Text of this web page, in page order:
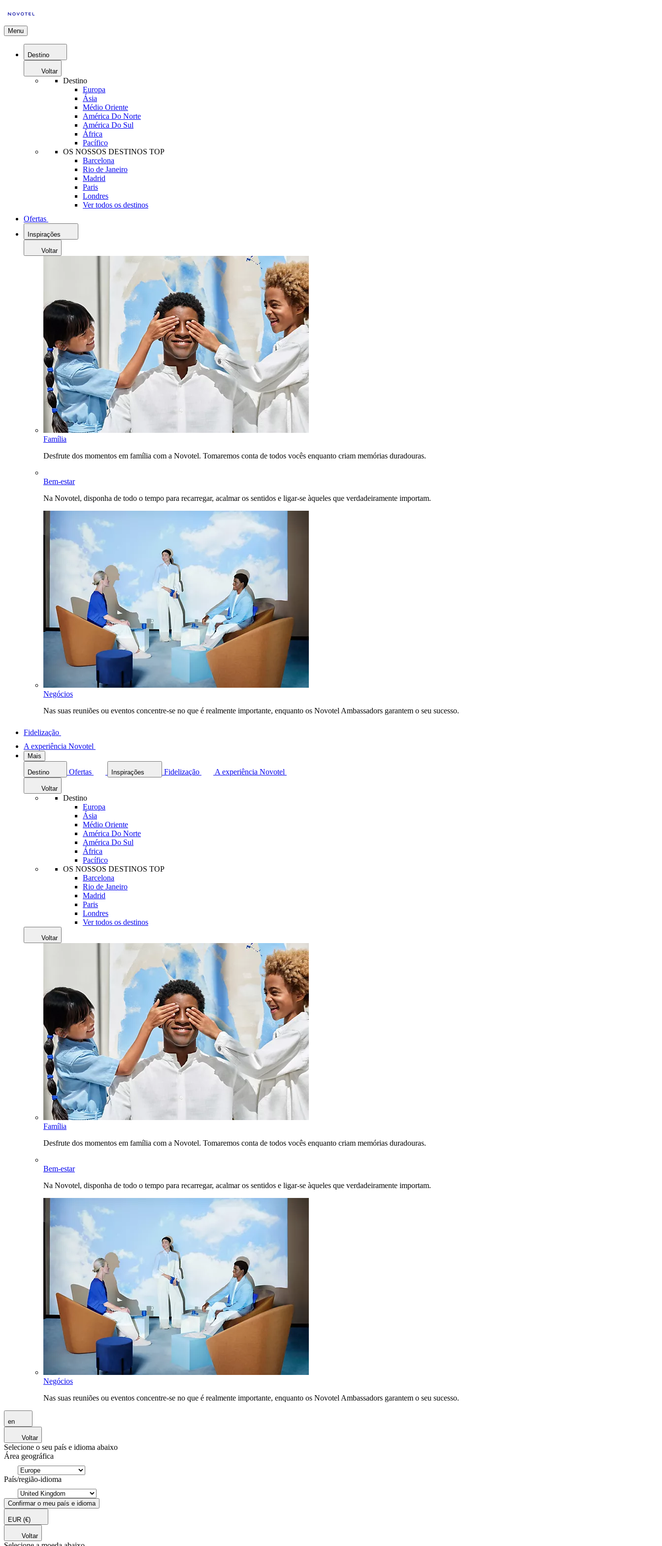
Menu
Destino
Voltar
Destino
Europa
Ásia
Médio Oriente
América Do Norte
América Do Sul
África
Pacífico
OS NOSSOS DESTINOS TOP
Barcelona
Rio de Janeiro
Madrid
Paris
Londres
Ver todos os destinos
Ofertas
Inspirações
Voltar
Família
Desfrute dos momentos em família com a Novotel. Tomaremos conta de todos vocês enquanto criam memórias duradouras.
Bem-estar
Na Novotel, disponha de todo o tempo para recarregar, acalmar os sentidos e ligar-se àqueles que verdadeiramente importam.
Negócios
Nas suas reuniões ou eventos concentre-se no que é realmente importante, enquanto os Novotel Ambassadors garantem o seu sucesso.
Fidelização
A experiência Novotel
Mais
Destino Ofertas Inspirações Fidelização A experiência Novotel
Voltar
Destino
Europa
Ásia
Médio Oriente
América Do Norte
América Do Sul
África
Pacífico
OS NOSSOS DESTINOS TOP
Barcelona
Rio de Janeiro
Madrid
Paris
Londres
Ver todos os destinos
Voltar
Família
Desfrute dos momentos em família com a Novotel. Tomaremos conta de todos vocês enquanto criam memórias duradouras.
Bem-estar
Na Novotel, disponha de todo o tempo para recarregar, acalmar os sentidos e ligar-se àqueles que verdadeiramente importam.
Negócios
Nas suas reuniões ou eventos concentre-se no que é realmente importante, enquanto os Novotel Ambassadors garantem o seu sucesso.
en
Voltar
Selecione o seu país e idioma abaixo
Área geográfica
País/região-idioma
Confirmar o meu país e idioma
EUR (€)
Voltar